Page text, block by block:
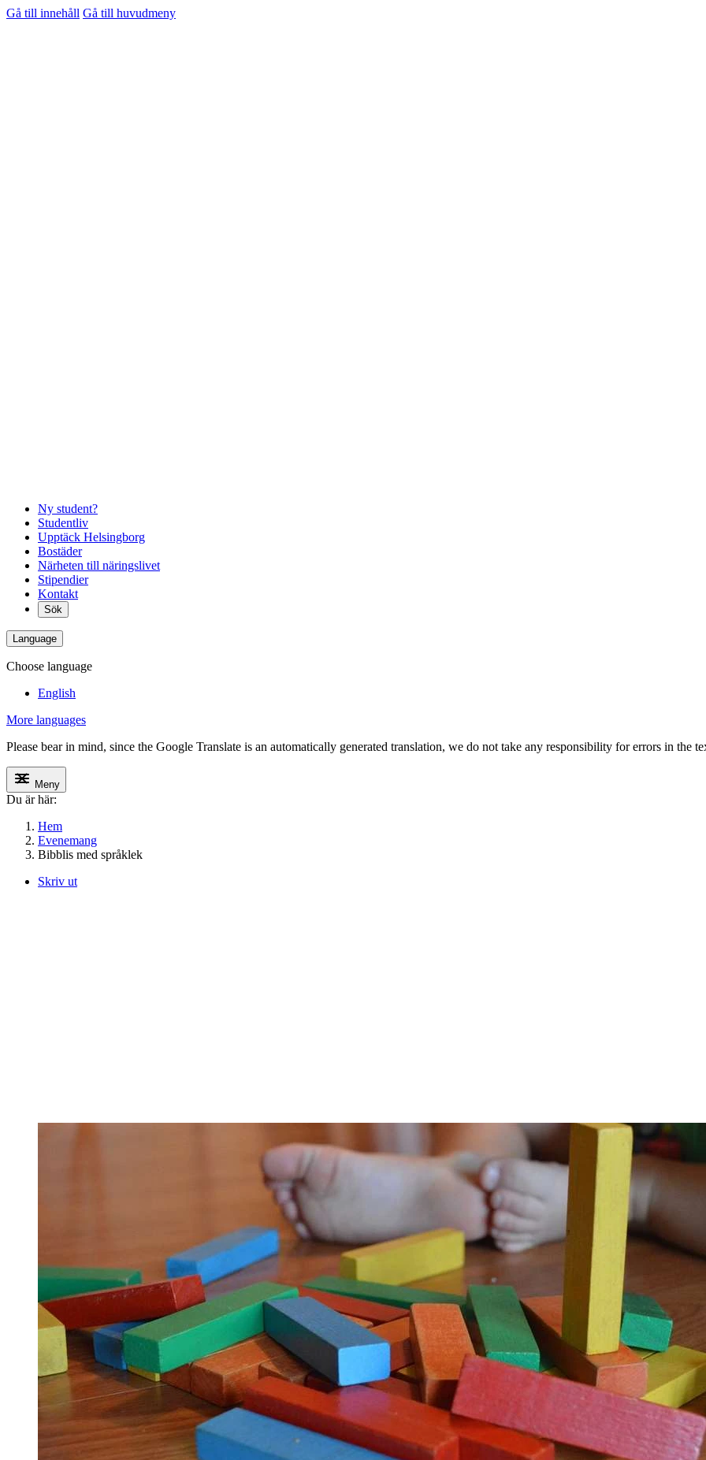
Gå till innehåll Gå till huvudmeny
Ny student?
Studentliv
Upptäck Helsingborg
Bostäder
Närheten till näringslivet
Stipendier
Kontakt
Sök
Language
Choose language
English
More languages
Please bear in mind, since the Google Translate is an automatically generated translation, we do not take any responsibility for errors in the
Meny
Du är här:
Hem
Evenemang
Bibblis med språklek
Skriv ut